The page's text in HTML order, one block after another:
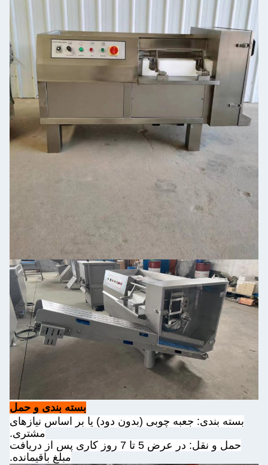
بسته بندی و حمل
بسته بندی: جعبه چوبی (بدون دود) یا بر اساس نیازهای
مشتری.
حمل و نقل: در عرض 5 تا 7 روز کاری پس از دریافت
مبلغ باقیمانده.